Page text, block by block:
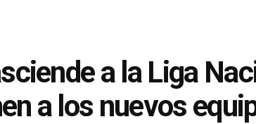
a la Liga
a los nuevos